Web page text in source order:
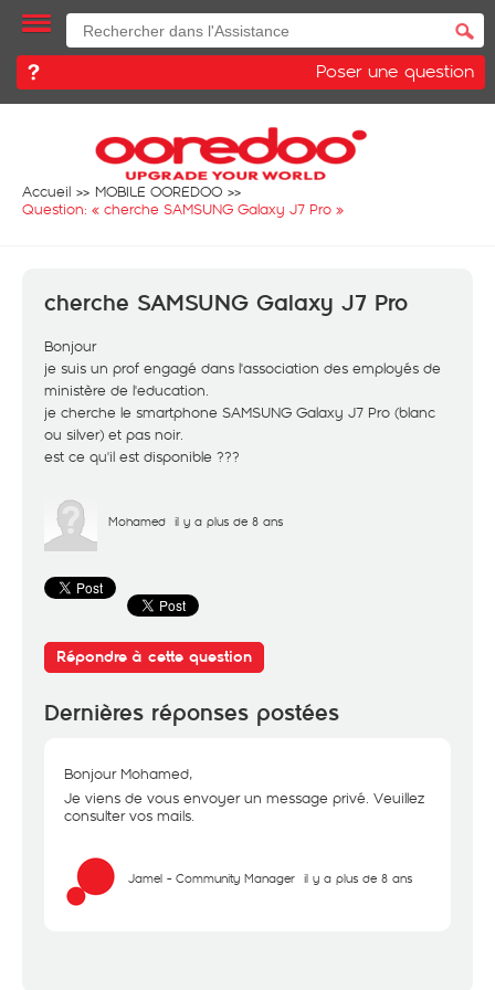
Poser une question
Accueil
MOBILE OOREDOO
Question: « cherche SAMSUNG Galaxy J7 Pro »
cherche SAMSUNG Galaxy J7 Pro
Bonjour
je suis un prof engagé dans l'association des employés de
ministère de l'education.
je cherche le smartphone SAMSUNG Galaxy J7 Pro (blanc
ou silver) et pas noir.
est ce qu'il est disponible ???
Mohamed il y a plus de 8 ans
Répondre à cette question
Dernières réponses postées
Bonjour Mohamed,
Je viens de vous envoyer un message privé. Veuillez
consulter vos mails.
Jamel - Community Manager il y a plus de 8 ans